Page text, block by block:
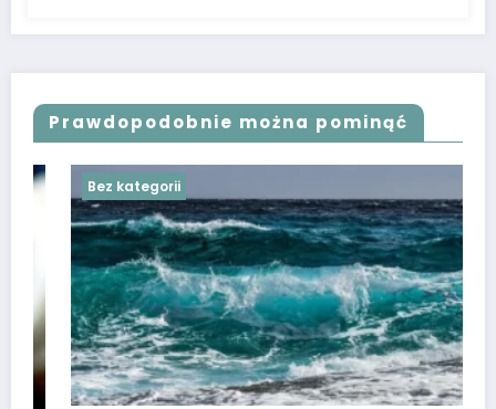
Prawdopodobnie można pominąć
Bez kategorii